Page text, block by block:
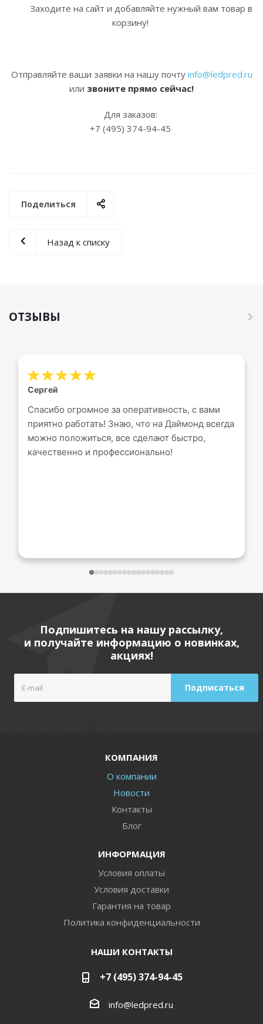
Заходите на сайт и добавляйте нужный вам товар в
корзину!
Отправляйте ваши заявки на нашу почту info@ledpred.ru
или звоните прямо сейчас!
Для заказов:
+7 (495) 374-94-45
Поделиться
Назад к списку
ОТЗЫВЫ
Сергей
Спасибо огромное за оперативность, с вами
приятно работать! Знаю, что на Даймонд всегда
можно положиться, все сделают быстро,
качественно и профессионально!
Подпишитесь на нашу рассылку,
и получайте информацию о новинках,
акциях!
КОМПАНИЯ
О компании
Новости
Контакты
Блог
ИНФОРМАЦИЯ
Условия оплаты
Условия доставки
Гарантия на товар
Политика конфиденциальности
НАШИ КОНТАКТЫ
+7 (495) 374-94-45
info@ledpred.ru